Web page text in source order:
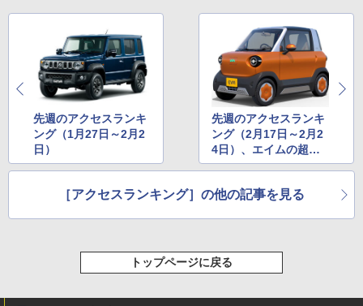
先週のアクセスランキ
ング（1月27日～2月2
日）
先週のアクセスランキ
ング（2月17日～2月2
4日）、エイムの超小
型モビリティ「AIM E
［アクセスランキング］の他の記事を見る
トップページに戻る